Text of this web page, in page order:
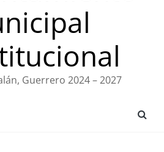
Guerrero 2024 – 2027